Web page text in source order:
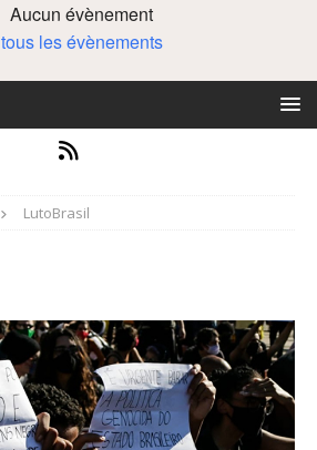
Aucun évènement
tous les évènements
LutoBrasil